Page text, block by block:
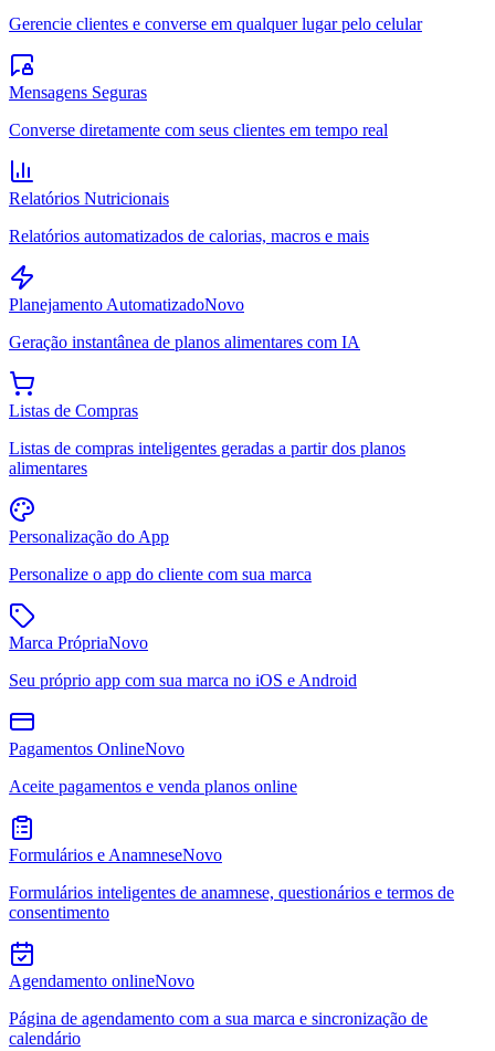
Gerencie clientes e converse em qualquer lugar pelo celular
Mensagens Seguras
Converse diretamente com seus clientes em tempo real
Relatórios Nutricionais
Relatórios automatizados de calorias, macros e mais
Planejamento AutomatizadoNovo
Geração instantânea de planos alimentares com IA
Listas de Compras
Listas de compras inteligentes geradas a partir dos planos
alimentares
Personalização do App
Personalize o app do cliente com sua marca
Marca PrópriaNovo
Seu próprio app com sua marca no iOS e Android
Pagamentos OnlineNovo
Aceite pagamentos e venda planos online
Formulários e AnamneseNovo
Formulários inteligentes de anamnese, questionários e termos de
consentimento
Agendamento onlineNovo
Página de agendamento com a sua marca e sincronização de
calendário